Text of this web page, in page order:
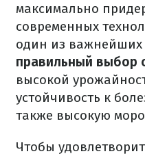
максимально
современных
один из важнейших
правильный выбор
высокой
устойчивость к
также высокую
Чтобы